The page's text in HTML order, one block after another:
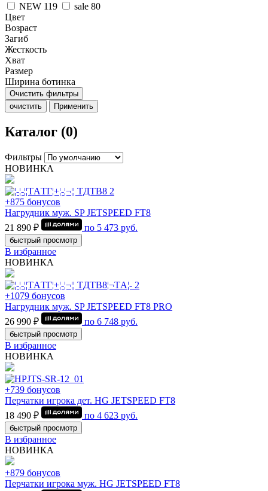
NEW 119 sale 80
Цвет
Возраст
Загиб
Жесткость
Хват
Размер
Ширина ботинка
Очистить фильтры
очистить
Применить
Каталог (0)
Фильтры
НОВИНКА
+875 бонусов
Нагрудник муж. SP JETSPEED FT8
21 890 ₽
по 5 473 руб.
быстрый просмотр
В избранное
НОВИНКА
+1079 бонусов
Нагрудник муж. SP JETSPEED FT8 PRO
26 990 ₽
по 6 748 руб.
быстрый просмотр
В избранное
НОВИНКА
+739 бонусов
Перчатки игрока дет. HG JETSPEED FT8
18 490 ₽
по 4 623 руб.
быстрый просмотр
В избранное
НОВИНКА
+879 бонусов
Перчатки игрока муж. HG JETSPEED FT8